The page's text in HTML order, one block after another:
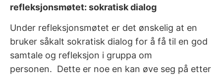
refleksjonsmøtet: sokratisk dialog
Under refleksjonsmøtet er det ønskelig at en
bruker såkalt sokratisk dialog for å få til en god
samtale og refleksjon i gruppa om
personen. Dette er noe en kan øve seg på etter